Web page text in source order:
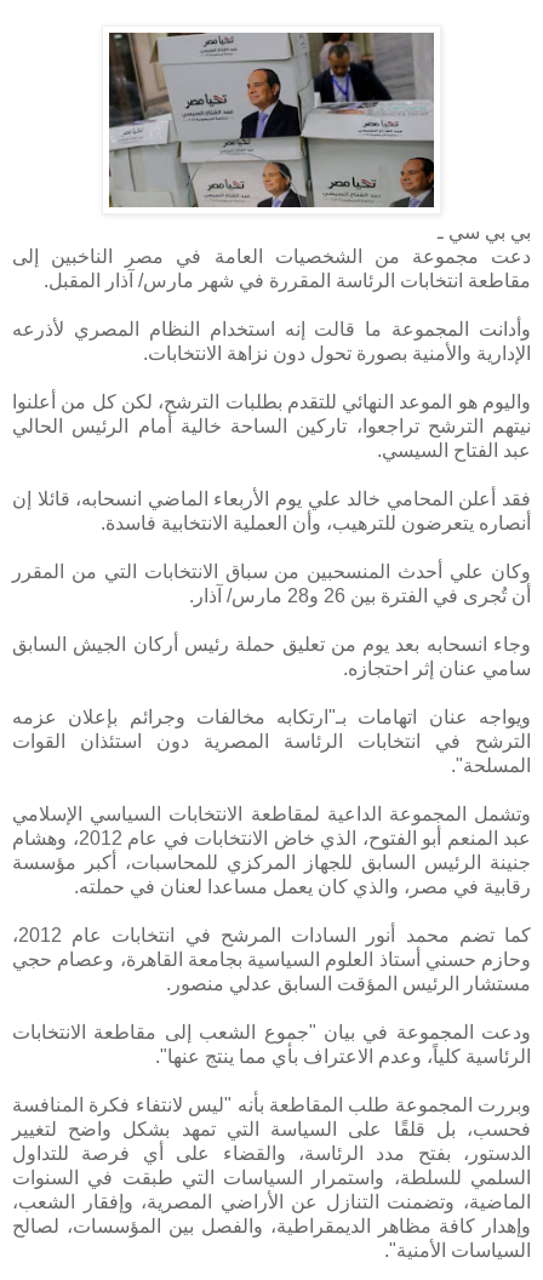
بي بي سي ـ
دعت مجموعة من الشخصيات العامة في مصر الناخبين إلى
مقاطعة انتخابات الرئاسة المقررة في شهر مارس/ آذار المقبل.
وأدانت المجموعة ما قالت إنه استخدام النظام المصري لأذرعه
الإدارية والأمنية بصورة تحول دون نزاهة الانتخابات.
واليوم هو الموعد النهائي للتقدم بطلبات الترشح، لكن كل من أعلنوا
نيتهم الترشح تراجعوا، تاركين الساحة خالية أمام الرئيس الحالي
عبد الفتاح السيسي.
فقد أعلن المحامي خالد علي يوم الأربعاء الماضي انسحابه، قائلا إن
أنصاره يتعرضون للترهيب، وأن العملية الانتخابية فاسدة.
وكان علي أحدث المنسحبين من سباق الانتخابات التي من المقرر
أن تُجرى في الفترة بين 26 و28 مارس/ آذار.
وجاء انسحابه بعد يوم من تعليق حملة رئيس أركان الجيش السابق
سامي عنان إثر احتجازه.
ويواجه عنان اتهامات بـ"ارتكابه مخالفات وجرائم بإعلان عزمه
الترشح في انتخابات الرئاسة المصرية دون استئذان القوات
المسلحة".
وتشمل المجموعة الداعية لمقاطعة الانتخابات السياسي الإسلامي
عبد المنعم أبو الفتوح، الذي خاض الانتخابات في عام 2012، وهشام
جنينة الرئيس السابق للجهاز المركزي للمحاسبات، أكبر مؤسسة
رقابية في مصر، والذي كان يعمل مساعدا لعنان في حملته.
كما تضم محمد أنور السادات المرشح في انتخابات عام 2012،
وحازم حسني أستاذ العلوم السياسية بجامعة القاهرة، وعصام حجي
مستشار الرئيس المؤقت السابق عدلي منصور.
ودعت المجموعة في بيان "جموع الشعب إلى مقاطعة الانتخابات
الرئاسية كلياً، وعدم الاعتراف بأي مما ينتج عنها".
وبررت المجموعة طلب المقاطعة بأنه "ليس لانتفاء فكرة المنافسة
فحسب، بل قلقًا على السياسة التي تمهد بشكل واضح لتغيير
الدستور، بفتح مدد الرئاسة، والقضاء على أي فرصة للتداول
السلمي للسلطة، واستمرار السياسات التي طبقت في السنوات
الماضية، وتضمنت التنازل عن الأراضي المصرية، وإفقار الشعب،
وإهدار كافة مظاهر الديمقراطية، والفصل بين المؤسسات، لصالح
السياسات الأمنية".